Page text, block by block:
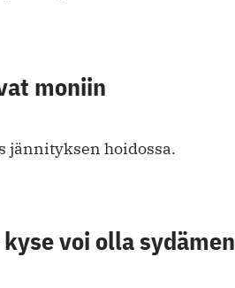
moniin
jännityksen hoidossa.
voi olla sydämen